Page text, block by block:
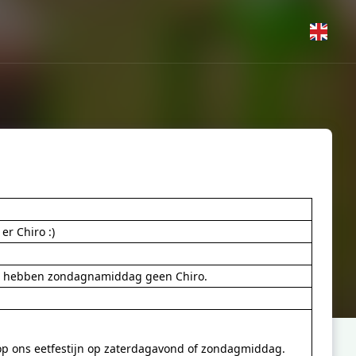
Chiro :)
zondagnamiddag geen Chiro.
ons eetfestijn op zaterdagavond of zondagmiddag.